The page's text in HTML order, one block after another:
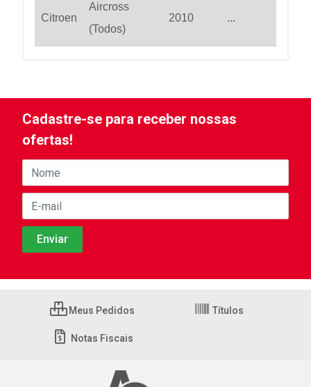
Citroen
Aircross
(Todos)
2010 ...
Cadastre-se para receber nossas
ofertas!
Meus Pedidos Títulos
Notas Fiscais